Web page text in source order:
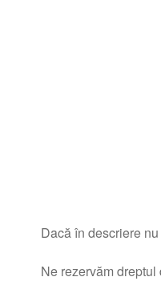
Dacă în descriere
Ne rezervăm